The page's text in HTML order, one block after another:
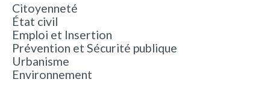
Citoyenneté
État civil
Emploi et Insertion
Prévention et Sécurité publique
Urbanisme
Environnement